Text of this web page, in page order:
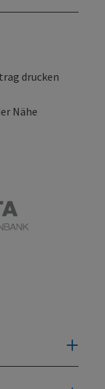
drucken
Nähe